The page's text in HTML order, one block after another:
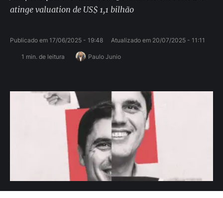
atinge valuation de US$ 1,1 bilhão
Publicado em 17/06/2025 - 19:48 Atualizado em 20/07/2025 - 11:11
1 min. de leitura Paulo Junio